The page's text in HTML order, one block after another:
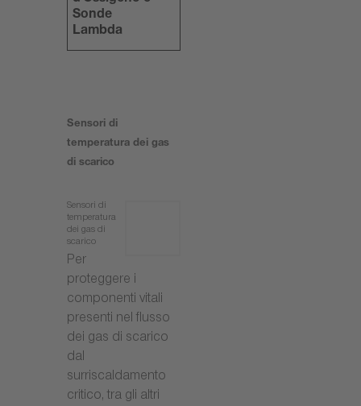
Sonde
Lambda
Sensori di
temperatura dei gas
di scarico
Sensori di
temperatura
dei gas di
scarico
Per
proteggere i
componenti vitali
presenti nel flusso
dei gas di scarico
dal
surriscaldamento
critico, tra gli altri